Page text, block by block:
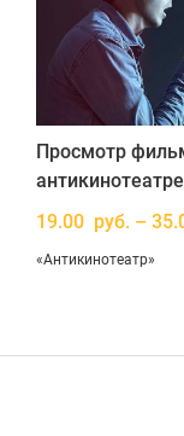
Просмотр
антикинотеатре
19.00 руб. –
«Антикинотеатр»